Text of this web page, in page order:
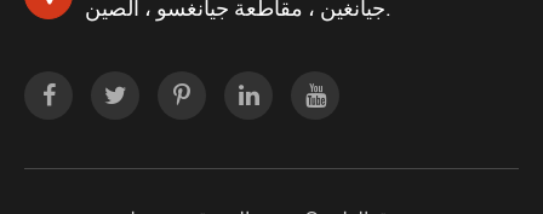
جيانغين ، مقاطعة جيانغسو ، الصين.